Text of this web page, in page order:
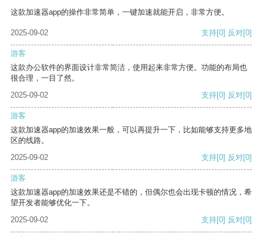
这款加速器app的操作非常简单，一键加速就能开启，非常方便。
2025-09-02 支持[0] 反对[0]
游客
这款办公软件的界面设计非常简洁，使用起来非常方便。功能的布局也
很合理，一目了然。
2025-09-02
支持[0] 反对[0]
游客
这款加速器app的加速效果一般，可以再提升一下，比如能够支持更多地
区的线路。
2025-09-02
支持[0] 反对[0]
游客
这款加速器app的加速效果还是不错的，但偶尔也会出现卡顿的情况，希
望开发者能够优化一下。
2025-09-02
支持[0] 反对[0]